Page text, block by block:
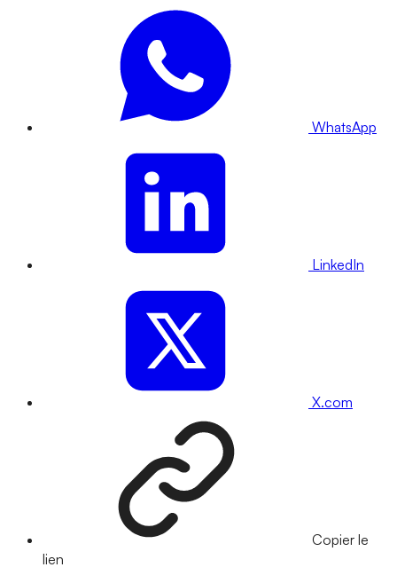
WhatsApp
LinkedIn
X.com
Copier le
lien